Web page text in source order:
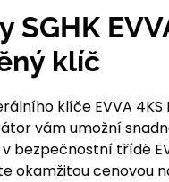
klíč
klíče EVVA
vám umožní
bezpečnostní třídě
okamžitou cenovou